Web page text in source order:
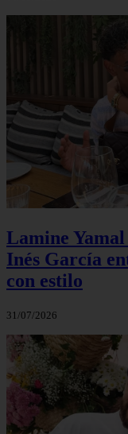
Lamine
Inés García
con estilo
31/07/2026